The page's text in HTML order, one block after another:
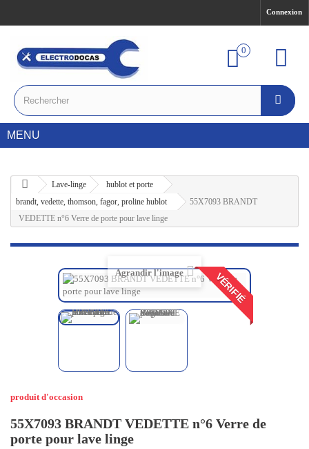
Connexion
0
MENU
Lave-linge
hublot et porte
brandt, vedette, thomson, fagor, proline hublot
55X7093 BRANDT
VEDETTE n°6 Verre de porte pour lave linge
VÉRIFIÉ
Agrandir l'image
produit d'occasion
55X7093 BRANDT VEDETTE n°6 Verre de
porte pour lave linge